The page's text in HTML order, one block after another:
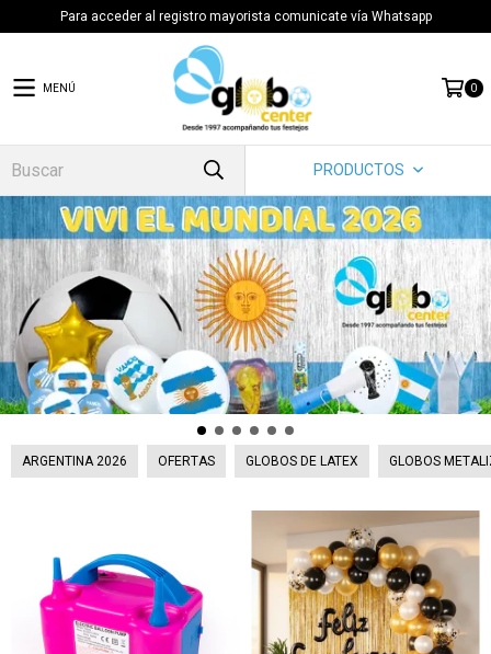
Para acceder al registro mayorista comunicate vía Whatsapp
MENÚ 0
PRODUCTOS
ARGENTINA 2026 OFERTAS GLOBOS DE LATEX GLOBOS